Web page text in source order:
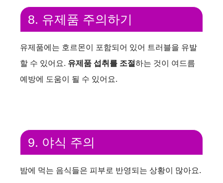
8. 유제품 주의하기
유제품에는 호르몬이 포함되어 있어 트러블을 유발
할 수 있어요. 유제품 섭취를 조절하는 것이 여드름
예방에 도움이 될 수 있어요.
9. 야식 주의
밤에 먹는 음식들은 피부로 반영되는 상황이 많아요.